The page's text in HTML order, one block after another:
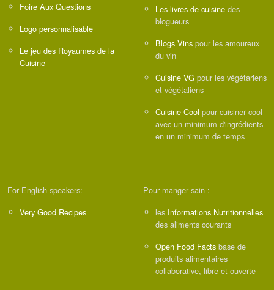
Foire Aux Questions
Logo personnalisable
Le jeu des Royaumes de la
Cuisine
Les livres de cuisine des
blogueurs
Blogs Vins pour les amoureux
du vin
Cuisine VG pour les végétariens
et végétaliens
Cuisine Cool pour cuisiner cool
avec un minimum d'ingrédients
en un minimum de temps
For English speakers:
Very Good Recipes
Pour manger sain :
les Informations Nutritionnelles
des aliments courants
Open Food Facts base de
produits alimentaires
collaborative, libre et ouverte